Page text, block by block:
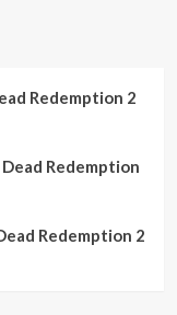
Redemption 2
Redemption
Redemption 2